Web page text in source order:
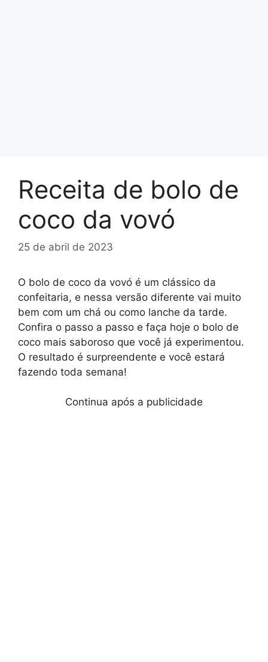
Receita de bolo de
coco da vovó
25 de abril de 2023
O bolo de coco da vovó é um clássico da
confeitaria, e nessa versão diferente vai muito
bem com um chá ou como lanche da tarde.
Confira o passo a passo e faça hoje o bolo de
coco mais saboroso que você já experimentou.
O resultado é surpreendente e você estará
fazendo toda semana!
Continua após a publicidade